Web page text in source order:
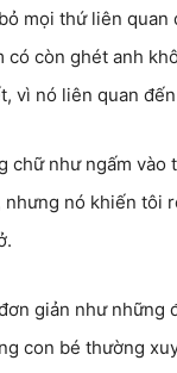
mọi thứ liên quan
có còn ghét anh
vì nó liên quan đến
chữ như ngấm vào
nhưng nó khiến tôi
giản như những
con bé thường